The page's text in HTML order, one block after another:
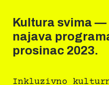
Kultura svima
najava
prosinac 2023.
Inkluzivno